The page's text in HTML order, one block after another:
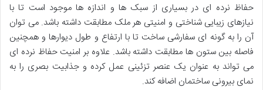
حفاظ نرده ای در بسیاری از سبک ها و اندازه ها موجود است تا با
نیازهای زیبایی شناختی و امنیتی هر ملک مطابقت داشته باشد. می توان
آن را به گونه ای سفارشی ساخت تا با ارتفاع و طول دیوارها و همچنین
فاصله بین ستون ها مطابقت داشته باشد. علاوه بر امنیت حفاظ نرده ای
می تواند به عنوان یک عنصر تزئینی عمل کرده و جذابیت بصری را به
نمای بیرونی ساختمان اضافه کند.